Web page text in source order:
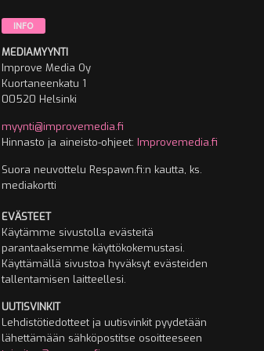
INFO
MEDIAMYYNTI
Improve Media Oy
Kuortaneenkatu 1
00520 Helsinki
myynti@improvemedia.fi
Hinnasto ja aineisto-ohjeet: Improvemedia.fi
Suora neuvottelu Respawn.fi:n kautta, ks.
mediakortti
EVÄSTEET
Käytämme sivustolla evästeitä
parantaaksemme käyttökokemustasi.
Käyttämällä sivustoa hyväksyt evästeiden
tallentamisen laitteellesi.
UUTISVINKIT
Lehdistötiedotteet ja uutisvinkit pyydetään
lähettämään sähköpostitse osoitteeseen